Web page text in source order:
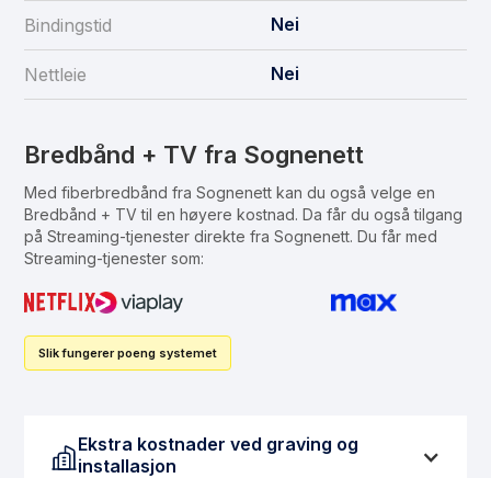
Bindingstid Nei
Nettleie Nei
Bredbånd + TV fra Sognenett
Med fiberbredbånd fra Sognenett kan du også velge en
Bredbånd + TV til en høyere kostnad. Da får du også tilgang
på Streaming-tjenester direkte fra Sognenett. Du får med
Streaming-tjenester som:
Slik fungerer poeng systemet
Ekstra kostnader ved graving og
installasjon